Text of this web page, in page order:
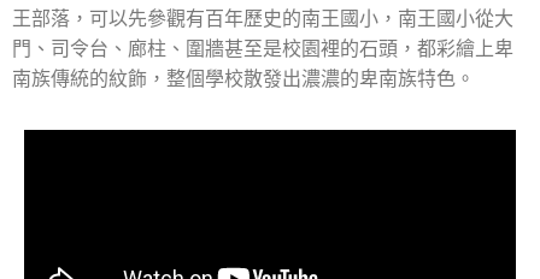
王部落，可以先參觀有百年歷史的南王國小，南王國小從大
門、司令台、廊柱、圍牆甚至是校園裡的石頭，都彩繪上卑
南族傳統的紋飾，整個學校散發出濃濃的卑南族特色。